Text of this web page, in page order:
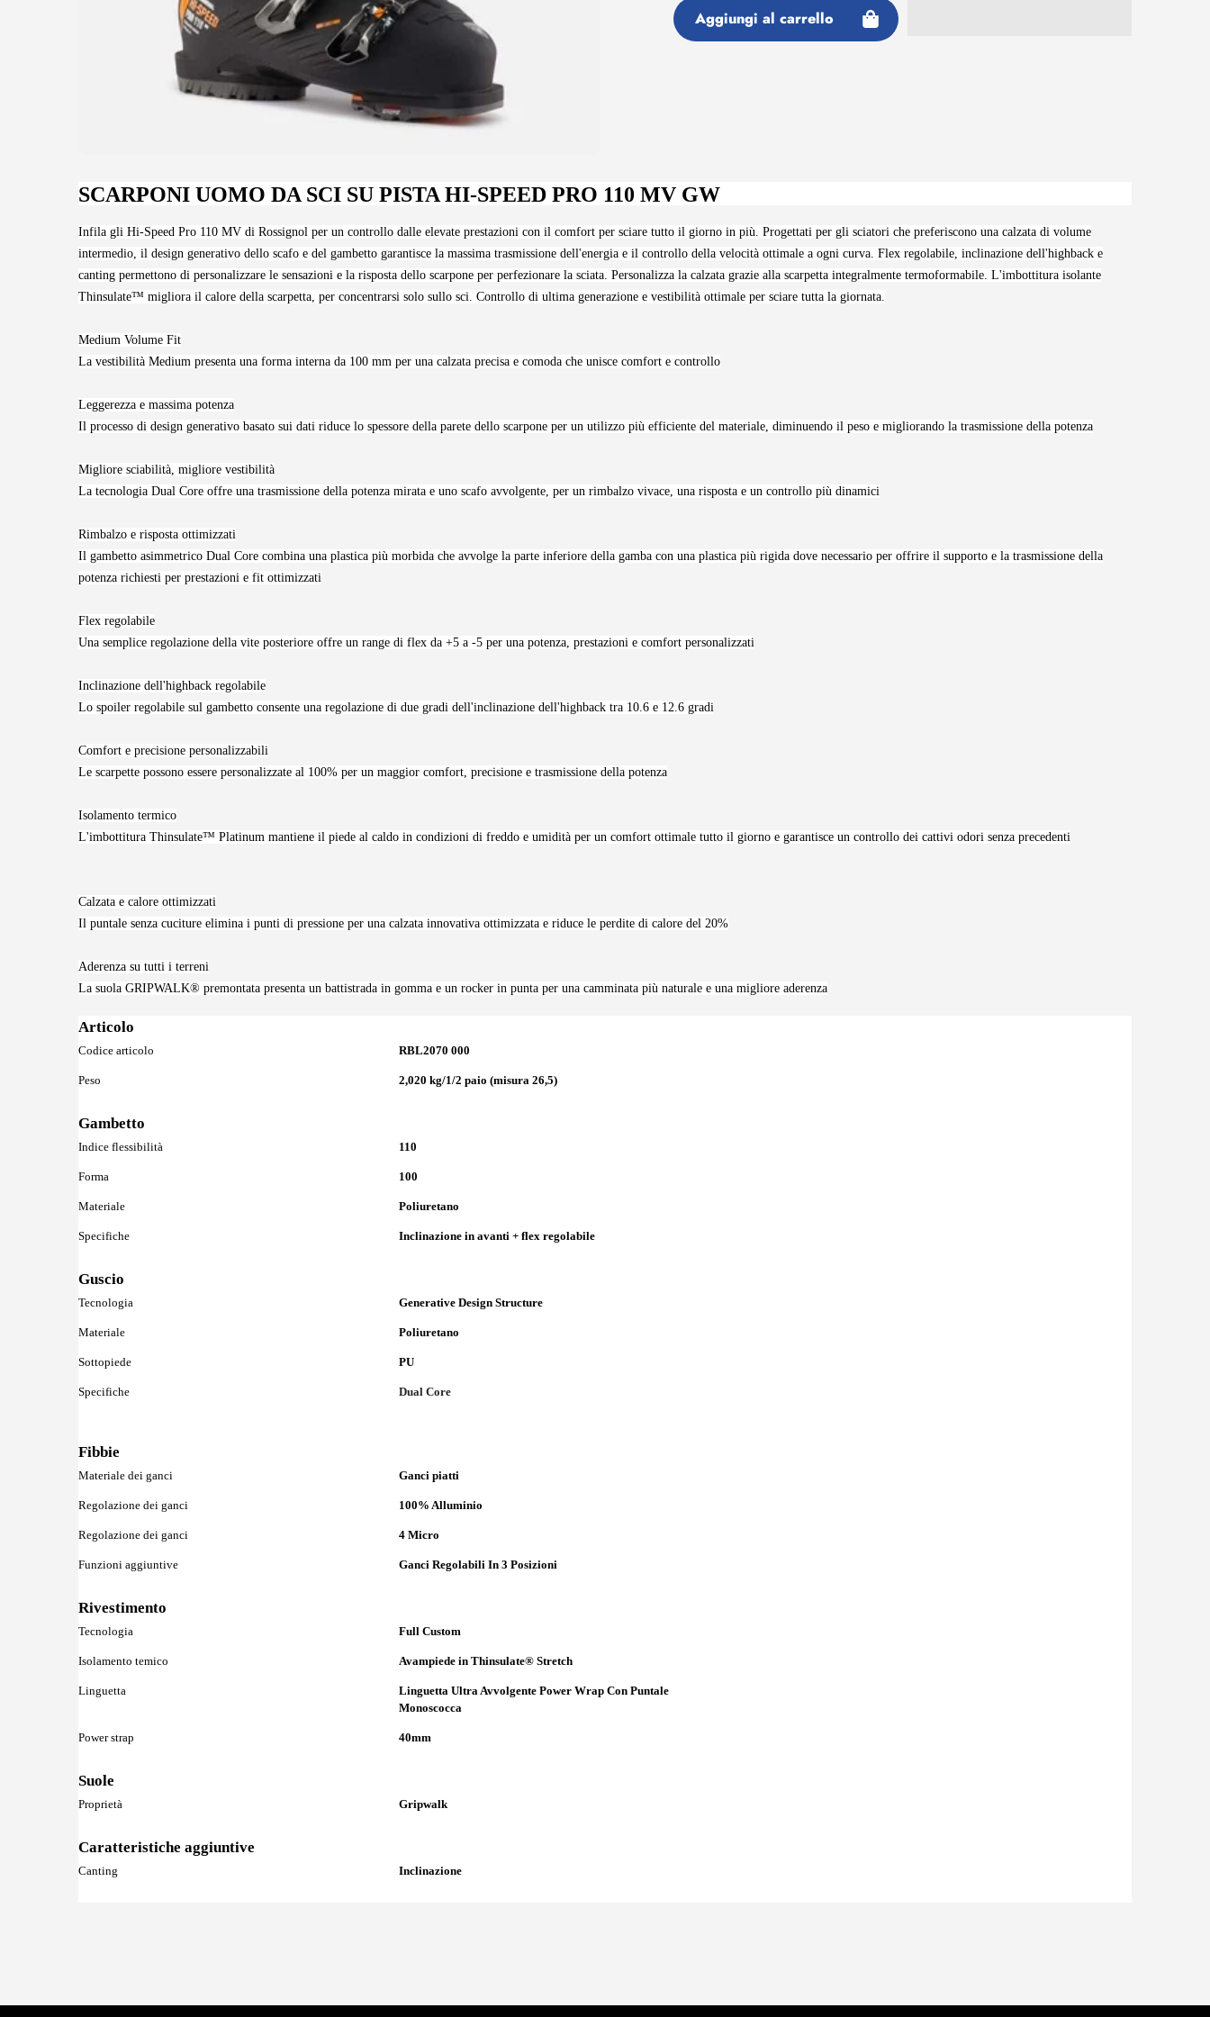
Aggiungi al carrello
SCARPONI UOMO DA SCI SU PISTA HI-SPEED PRO 110 MV GW
Infila gli Hi-Speed Pro 110 MV di Rossignol per un controllo dalle elevate prestazioni con il comfort per sciare tutto il giorno in più. Progettati per gli sciatori che preferiscono una calzata di volume
intermedio, il design generativo dello scafo e del gambetto garantisce la massima trasmissione dell'energia e il controllo della velocità ottimale a ogni curva. Flex regolabile, inclinazione dell'highback e
canting permettono di personalizzare le sensazioni e la risposta dello scarpone per perfezionare la sciata. Personalizza la calzata grazie alla scarpetta integralmente termoformabile. L'imbottitura isolante
Thinsulate™ migliora il calore della scarpetta, per concentrarsi solo sullo sci. Controllo di ultima generazione e vestibilità ottimale per sciare tutta la giornata.
Medium Volume Fit
La vestibilità Medium presenta una forma interna da 100 mm per una calzata precisa e comoda che unisce comfort e controllo
Leggerezza e massima potenza
Il processo di design generativo basato sui dati riduce lo spessore della parete dello scarpone per un utilizzo più efficiente del materiale, diminuendo il peso e migliorando la trasmissione della potenza
Migliore sciabilità, migliore vestibilità
La tecnologia Dual Core offre una trasmissione della potenza mirata e uno scafo avvolgente, per un rimbalzo vivace, una risposta e un controllo più dinamici
Rimbalzo e risposta ottimizzati
Il gambetto asimmetrico Dual Core combina una plastica più morbida che avvolge la parte inferiore della gamba con una plastica più rigida dove necessario per offrire il supporto e la trasmissione della
potenza richiesti per prestazioni e fit ottimizzati
Flex regolabile
Una semplice regolazione della vite posteriore offre un range di flex da +5 a -5 per una potenza, prestazioni e comfort personalizzati
Inclinazione dell'highback regolabile
Lo spoiler regolabile sul gambetto consente una regolazione di due gradi dell'inclinazione dell'highback tra 10.6 e 12.6 gradi
Comfort e precisione personalizzabili
Le scarpette possono essere personalizzate al 100% per un maggior comfort, precisione e trasmissione della potenza
Isolamento termico
L'imbottitura Thinsulate™ Platinum mantiene il piede al caldo in condizioni di freddo e umidità per un comfort ottimale tutto il giorno e garantisce un controllo dei cattivi odori senza precedenti
Calzata e calore ottimizzati
Il puntale senza cuciture elimina i punti di pressione per una calzata innovativa ottimizzata e riduce le perdite di calore del 20%
Aderenza su tutti i terreni
La suola GRIPWALK® premontata presenta un battistrada in gomma e un rocker in punta per una camminata più naturale e una migliore aderenza
Articolo
Maggiori
Codice articolo RBL2070 000
Peso 2,020 kg/1/2 paio (misura 26,5)
Gambetto
Maggiori
Indice flessibilità 110
Forma 100
Materiale Poliuretano
Specifiche Inclinazione in avanti + flex regolabile
Guscio
Maggiori
Tecnologia Generative Design Structure
Materiale Poliuretano
Sottopiede PU
Specifiche Dual Core
Fibbie
Maggiori
Materiale dei ganci Ganci piatti
Regolazione dei ganci 100% Alluminio
Regolazione dei ganci 4 Micro
Funzioni aggiuntive Ganci Regolabili In 3 Posizioni
Rivestimento
Maggiori
Tecnologia Full Custom
Isolamento temico Avampiede in Thinsulate® Stretch
Linguetta
Linguetta Ultra Avvolgente Power Wrap Con Puntale
Monoscocca
Power strap 40mm
Suole
Maggiori
Proprietà Gripwalk
Caratteristiche aggiuntive
Maggiori
Canting Inclinazione